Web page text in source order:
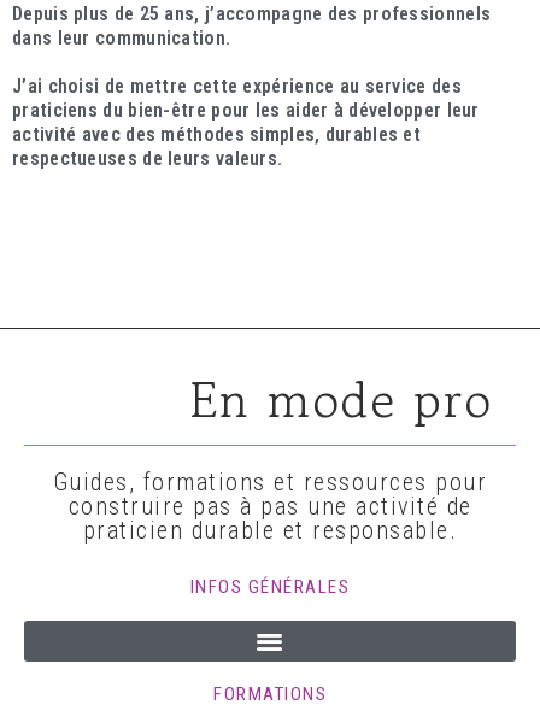
Depuis plus de 25 ans, j’accompagne des professionnels
dans leur communication.
J’ai choisi de mettre cette expérience au service des
praticiens du bien-être pour les aider à développer leur
activité avec des méthodes simples, durables et
respectueuses de leurs valeurs.
En mode pro
Guides, formations et ressources pour
construire pas à pas une activité de
praticien durable et responsable.
INFOS GÉNÉRALES
FORMATIONS